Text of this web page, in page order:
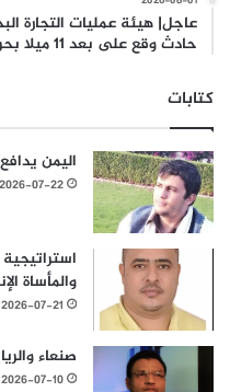
عاجل| هيئة عمليات التجارة
حادث وقع على بعد 11 ميلا بحريا شمال شرق ليما في عمان
كتابات
اليمن
2026-07-22
والمأساة
2026-07-21
صنعاء
2026-07-10